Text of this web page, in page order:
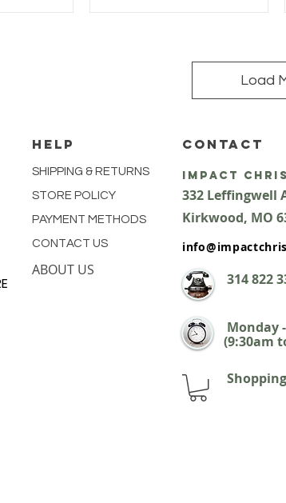
Load
HELP
SHIPPING & RETURNS
STORE POLICY
PAYMENT METHODS
CONTACT US
ABOUT US
CONTACT
impact
332 Leffingwell
Kirkwood, MO
314822
Monday
(9:30am to
Shopping